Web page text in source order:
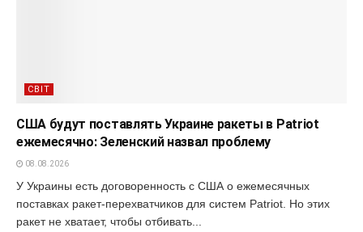
СВІТ
США будут поставлять Украине ракеты в Patriot
ежемесячно: Зеленский назвал проблему
08.08.2026
У Украины есть договоренность с США о ежемесячных
поставках ракет-перехватчиков для систем Patriot. Но этих
ракет не хватает, чтобы отбивать...